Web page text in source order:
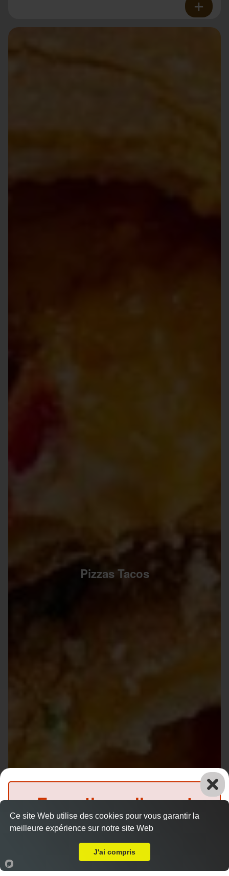
Pizzas Tacos
Accueil Panier Compte
Exceptionnellement
fermé
(Précommande possible)
Ce site Web utilise des cookies pour vous garantir la
meilleure expérience sur notre site Web
J'ai compris